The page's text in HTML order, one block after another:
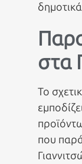
στα
Το
που